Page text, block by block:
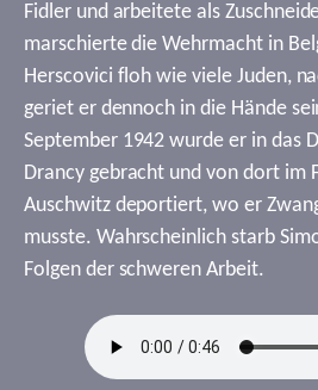
Fidler und arbeitete als
marschierte die Wehrmacht in
Herscovici floh wie viele Juden,
geriet er dennoch in die Hände
September 1942 wurde er in das
Drancy gebracht und von dort im
Auschwitz deportiert, wo er
musste. Wahrscheinlich starb
Folgen der schweren Arbeit.